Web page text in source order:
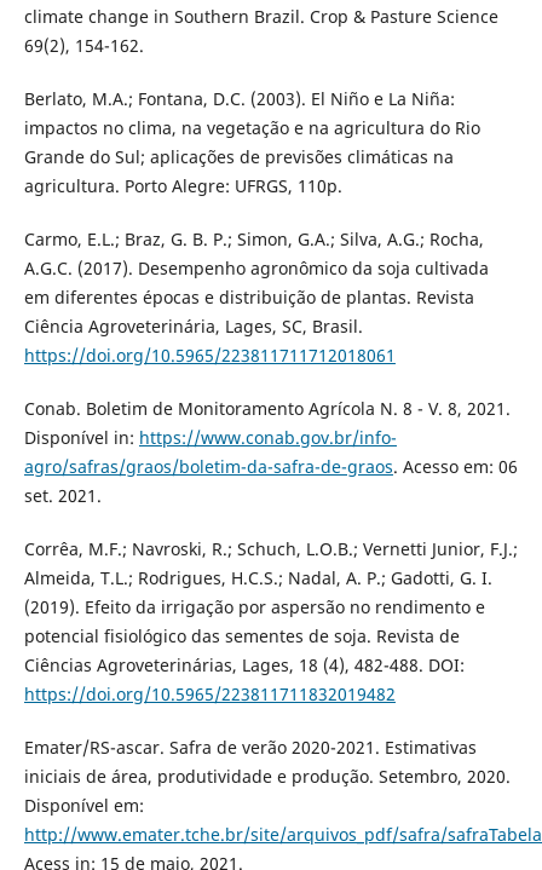
climate change in Southern Brazil. Crop & Pasture Science
69(2), 154-162.
Berlato, M.A.; Fontana, D.C. (2003). El Niño e La Niña:
impactos no clima, na vegetação e na agricultura do Rio
Grande do Sul; aplicações de previsões climáticas na
agricultura. Porto Alegre: UFRGS, 110p.
Carmo, E.L.; Braz, G. B. P.; Simon, G.A.; Silva, A.G.; Rocha,
A.G.C. (2017). Desempenho agronômico da soja cultivada
em diferentes épocas e distribuição de plantas. Revista
Ciência Agroveterinária, Lages, SC, Brasil.
https://doi.org/10.5965/223811711712018061
Conab. Boletim de Monitoramento Agrícola N. 8 - V. 8, 2021.
Disponível in: https://www.conab.gov.br/info-
agro/safras/graos/boletim-da-safra-de-graos. Acesso em: 06
set. 2021.
Corrêa, M.F.; Navroski, R.; Schuch, L.O.B.; Vernetti Junior, F.J.;
Almeida, T.L.; Rodrigues, H.C.S.; Nadal, A. P.; Gadotti, G. I.
(2019). Efeito da irrigação por aspersão no rendimento e
potencial fisiológico das sementes de soja. Revista de
Ciências Agroveterinárias, Lages, 18 (4), 482-488. DOI:
https://doi.org/10.5965/223811711832019482
Emater/RS-ascar. Safra de verão 2020-2021. Estimativas
iniciais de área, produtividade e produção. Setembro, 2020.
Disponível em:
http://www.emater.tche.br/site/arquivos_pdf/safra/
Acess in: 15 de maio, 2021.